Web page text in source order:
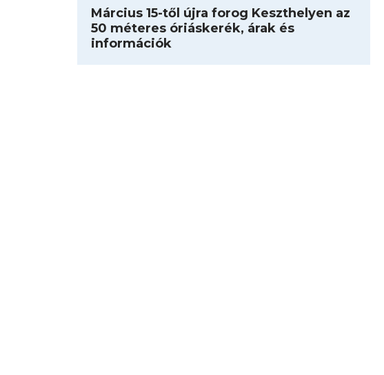
Március 15-től újra forog Keszthelyen az
50 méteres óriáskerék, árak és
információk